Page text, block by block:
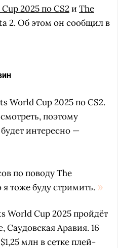
2025 по CS2и The
2. Об этом он сообщил в
World Cup 2025 по CS2.
поэтому
интересно —
по поводу The
тоже буду стримить.
World Cup 2025 пройдёт
Саудовская Аравия. 16
млн в сетке плей-